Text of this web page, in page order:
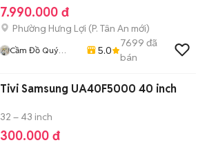
7.990.000 đ
Phường Hưng Lợi (P. Tân An mới)
Cầm Đồ Quý
5.0
7699 đã
bán
Tivi Samsung UA40F5000 40 inch
32 – 43 inch
300.000 đ